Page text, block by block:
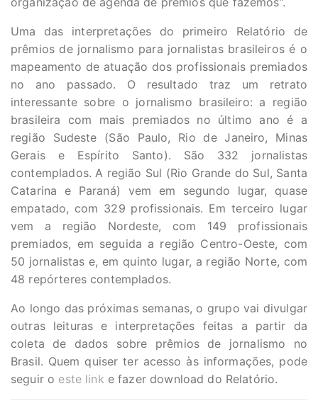
Uma das interpretações do primeiro Relatório de
prêmios de jornalismo para jornalistas brasileiros é o
mapeamento de atuação dos profissionais premiados
no ano passado. O resultado traz um retrato
interessante sobre o jornalismo brasileiro: a região
brasileira com mais premiados no último ano é a
região Sudeste (São Paulo, Rio de Janeiro, Minas
Gerais e Espírito Santo). São 332 jornalistas
contemplados. A região Sul (Rio Grande do Sul, Santa
Catarina e Paraná) vem em segundo lugar, quase
empatado, com 329 profissionais. Em terceiro lugar
vem a região Nordeste, com 149 profissionais
premiados, em seguida a região Centro-Oeste, com
50 jornalistas e, em quinto lugar, a região Norte, com
48 repórteres contemplados.
Ao longo das próximas semanas, o grupo vai divulgar
outras leituras e interpretações feitas a partir da
coleta de dados sobre prêmios de jornalismo no
Brasil. Quem quiser ter acesso às informações, pode
seguir o este link e fazer download do Relatório.